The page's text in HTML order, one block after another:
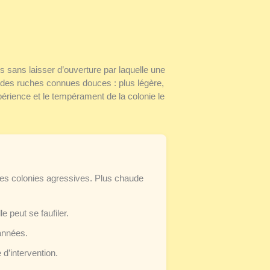
sans laisser d’ouverture par laquelle une
ruches connues douces : plus légère,
et le tempérament de la colonie le
colonies agressives. Plus chaude
peut se faufiler.